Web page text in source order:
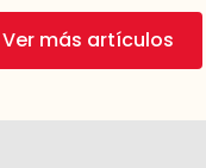
Ver más artículos